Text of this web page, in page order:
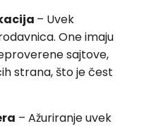
– Uvek
One imaju
sajtove,
strana, što je čest
– Ažuriranje uvek